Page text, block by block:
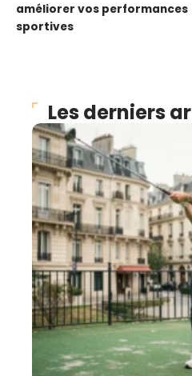
améliorer vos performances
sportives
Les derniers